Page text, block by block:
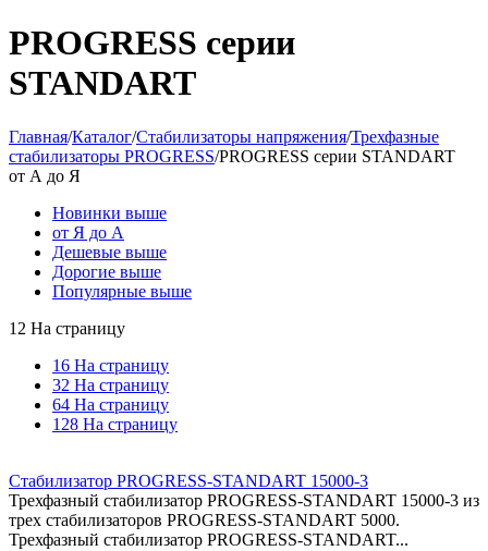
PROGRESS cерии
STANDART
Главная/Каталог/Стабилизаторы напряжения/Трехфазные
стабилизаторы PROGRESS/PROGRESS cерии STANDART
от А до Я
Новинки выше
от Я до А
Дешевые выше
Дорогие выше
Популярные выше
12 На страницу
16 На страницу
32 На страницу
64 На страницу
128 На страницу
Стабилизатор PROGRESS-STANDART 15000-3
Трехфазный стабилизатор PROGRESS-STANDART 15000-3 из
трех стабилизаторов PROGRESS-STANDART 5000.
Трехфазный стабилизатор PROGRESS-STANDART...